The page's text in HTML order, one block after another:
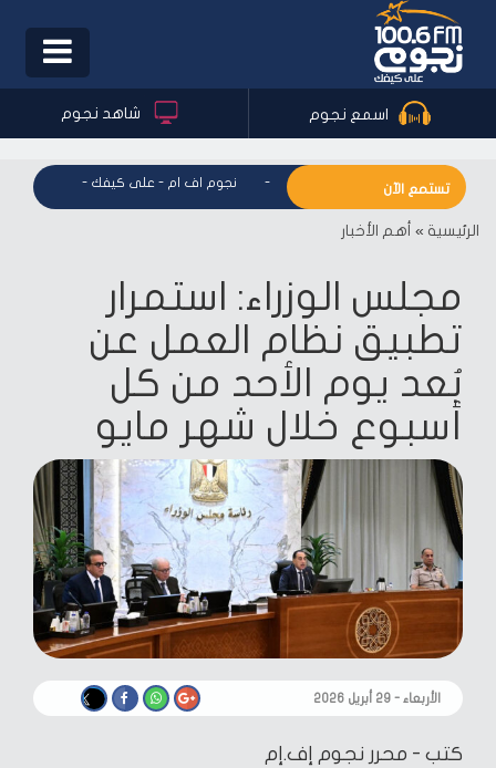
Toggle
اسمع نجوم شاهد نجوم
تستمع الآن
نجوم اف ام - على كيفك - نجوم اف ام - على كيفك نجوم اف
الرئيسية » أهم الأخبار
مجلس الوزراء: استمرار
تطبيق نظام العمل عن
بُعد يوم الأحد من كل
أسبوع خلال شهر مايو
الأربعاء - ٢٩ أبريل ٢٠٢٦
كتب - محرر نجوم إف.إم